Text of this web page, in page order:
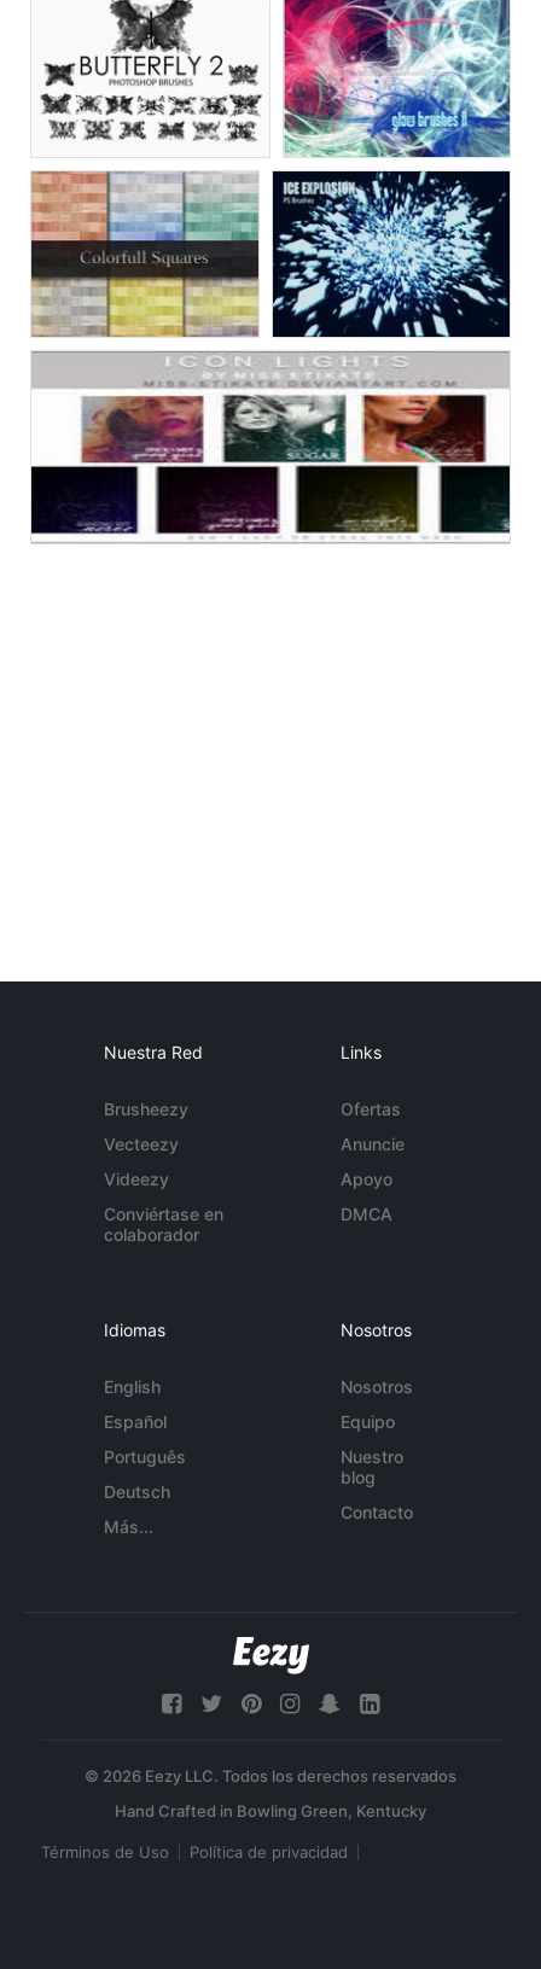
Nuestra Red
Brusheezy
Vecteezy
Videezy
Conviértase en
colaborador
Links
Ofertas
Anuncie
Apoyo
DMCA
Idiomas
English
Español
Português
Deutsch
Más...
Nosotros
Nosotros
Equipo
Nuestro
blog
Contacto
© 2026 Eezy LLC. Todos los derechos reservados
Términos de Uso Política de privacidad